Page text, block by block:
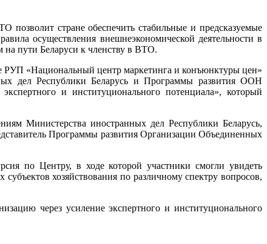
стране обеспечить стабильные и предсказуемые
осуществления внешнеэкономической деятельности в
пути Беларуси к членству в ВТО.
РУП «Национальный центр маркетинга и конъюнктуры цен»
дел Республики Беларусь и Программы развития ООН
и институционального потенциала», который
Министерства иностранных дел Республики Беларусь,
Программы развития Организации Объединенных
по Центру, в ходе которой участники смогли увидеть
хозяйствования по различному спектру вопросов,
через усиление экспертного и институционального